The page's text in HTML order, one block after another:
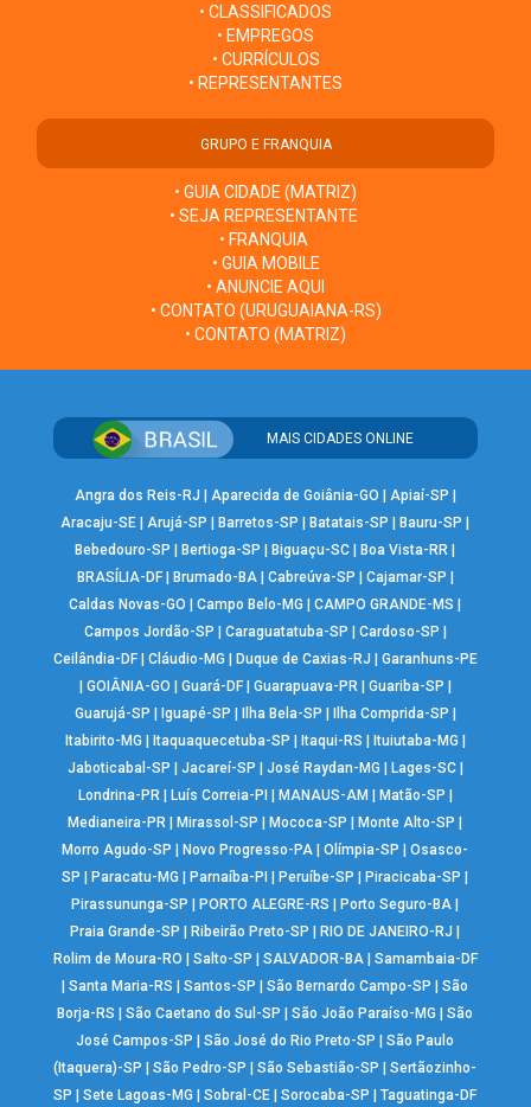
• CLASSIFICADOS
• EMPREGOS
• CURRÍCULOS
• REPRESENTANTES
GRUPO E FRANQUIA
• GUIA CIDADE (MATRIZ)
• SEJA REPRESENTANTE
• FRANQUIA
• GUIA MOBILE
• ANUNCIE AQUI
• CONTATO (URUGUAIANA-RS)
• CONTATO (MATRIZ)
MAIS CIDADES ONLINE
Angra dos Reis-RJ Aparecida de Goiânia-GO Apiaí-SP
Aracaju-SE |Arujá-SP Barretos-SP Batatais-SP Bauru-SP
Bebedouro-SP
Bertioga-SP Biguaçu-SC Boa Vista-RR
BRASÍLIA-DF| Brumado-BA| Cabreúva-SP Cajamar-SP
Caldas Novas-GO
|Campo Belo-MG |CAMPO GRANDE-MS
Campos Jordão-SP
Caraguatatuba-SP Cardoso-SP
Ceilândia-DF| Cláudio-MG Duque de Caxias-RJ
Garanhuns-PE
GOIÂNIA-GO Guará-DF| Guarapuava-PR| Guariba-SP
Guarujá-SP
Iguapé-SP Ilha Bela-SP Ilha Comprida-SP
Itabirito-MG
Itaquaquecetuba-SP Itaqui-RS Ituiutaba-MG
Jaboticabal-SP
Jacareí-SP José Raydan-MG Lages-SC|
Londrina-PR| Luís Correia-PI MANAUS-AM Matão-SP
Medianeira-PR
Mirassol-SP Mococa-SP Monte Alto-SP
Morro Agudo-SP
Novo Progresso-PA |Olímpia-SP |Osasco-
SP
Paracatu-MG Parnaíba-PI Peruíbe-SP Piracicaba-SP
Pirassununga-SP
PORTO ALEGRE-RS Porto Seguro-BA
Praia Grande-SP
Ribeirão Preto-SP RIO DE JANEIRO-RJ
Rolim de Moura-RO
Salto-SP SALVADOR-BA| Samambaia-DF
|Santa Maria-RS |Santos-SP |São Bernardo Campo-SP |São
Borja-RS
|São Caetano do Sul-SP |São João Paraíso-MG |São
José Campos-SP
|São José do Rio Preto-SP |São Paulo
(Itaquera)-SP
|São Pedro-SP |São Sebastião-SP |Sertãozinho-
SP
|Sete Lagoas-MG |Sobral-CE |Sorocaba-SP |Taguatinga-DF